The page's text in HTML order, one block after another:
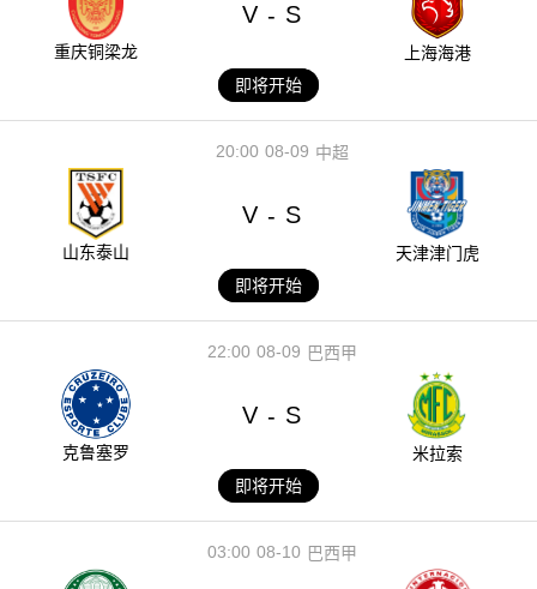
重庆铜梁龙
V - S
上海海港
即将开始
08-09
20:00 中超
山东泰山
V - S
天津津门虎
即将开始
08-09
22:00 巴西甲
克鲁塞罗
V - S
米拉索
即将开始
08-10
03:00 巴西甲